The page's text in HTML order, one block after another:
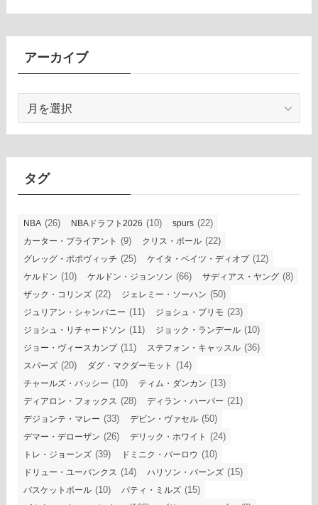
アーカイブ
カ
イ
タグ
NBA (26) NBAドラフト2026 (10) spurs (22)
カーター・ブライアント (9) クリス・ポール (22)
グレッグ・ポポヴィッチ (25) ケイタ・ベイツ・ディオプ(12)
ケルドン (10) ケルドン・ジョンソン (66) サディアス・ヤング (8)
ザック・コリンズ (22) ジェレミー・ソーハン (50)
ジュリアン・シャンパニー (11) ジョシュ・プリモ (23)
ジョシュ・リチャードソン (11) ジョック・ランデール (10)
ジョー・ヴィースカンプ(11) ステフォン・キャッスル (36)
スパーズ (20) ダグ・マクダーモット (14)
チャールズ・バッシー (10) ティム・ダンカン (13)
ディアロン・フォックス (28) ディラン・ハーパー (21)
デジョンテ・マレー (33) デビン・ヴァセル (50)
デマー・デローザン (26) デリック・ホワイト (24)
トレ・ジョーンズ (39) ドミニク・バーロウ (10)
ドリュー・ユーバンクス (14) ハリソン・バーンズ (15)
バスケットボール (10) パティ・ミルズ (15)